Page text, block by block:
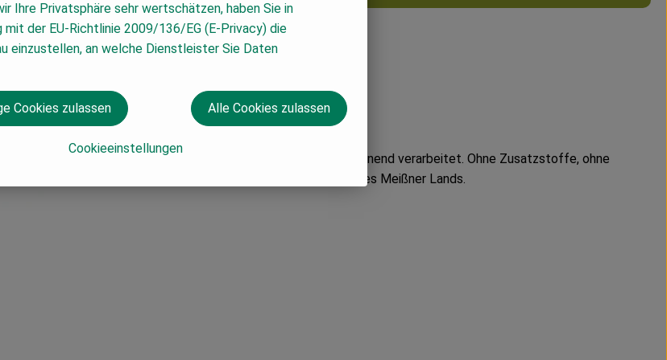
Mahlitzsch. Hier wird Obst nach traditioneller Art sehr schonend verarbeitet. Ohne Zusatzstoffe, ohne
Streuobstwiesen des Klosterbezirgs Altzella und des Meißner Lands.
Ihre Privatsphäre sehr wertschätzen, haben Sie in
mit der EU-Richtlinie 2009/136/EG (E-Privacy) die
einzustellen, an welche Dienstleister Sie Daten
Cookieeinstellungen
Cookies zulassen Alle Cookies zulassen